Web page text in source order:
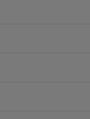
Tab)
Tab)